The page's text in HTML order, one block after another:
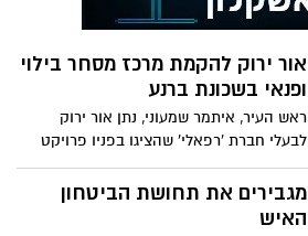
אור ירוק להקמת מרכז מסחר בילוי
ופנאי בשכונת ברנע
ראש העיר, איתמר שמעוני, נתן אור ירוק
לבעלי חברת 'רפאלי' שהציגו בפניו פרויקט
חדש לבניית קומפלקס מסחר, בילוי ופנאי
בשכונת ברנע בעיר
מגבירים את תחושת הביטחון
האיש